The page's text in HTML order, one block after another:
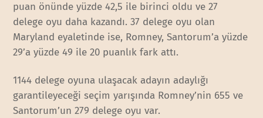
puan önünde yüzde 42,5 ile birinci oldu ve 27
delege oyu daha kazandı. 37 delege oyu olan
Maryland eyaletinde ise, Romney, Santorum’a yüzde
29’a yüzde 49 ile 20 puanlık fark attı.
1144 delege oyuna ulaşacak adayın adaylığı
garantileyeceği seçim yarışında Romney’nin 655 ve
Santorum’un 279 delege oyu var.